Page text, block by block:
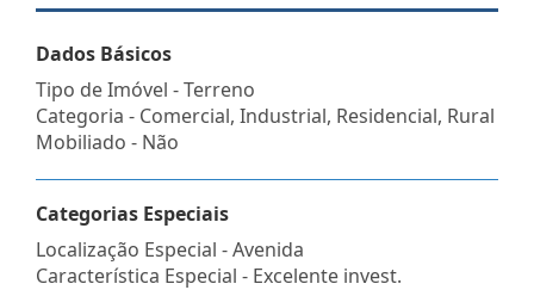
Dados Básicos
Tipo de Imóvel - Terreno
Categoria - Comercial, Industrial, Residencial, Rural
Mobiliado - Não
Categorias Especiais
Localização Especial - Avenida
Característica Especial - Excelente invest.